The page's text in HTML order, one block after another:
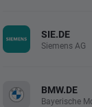
SIE.DE
Siemens AG
BMW.DE
Bayerische